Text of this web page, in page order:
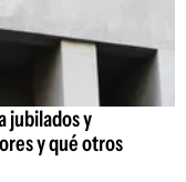
jubilados y
y qué otros